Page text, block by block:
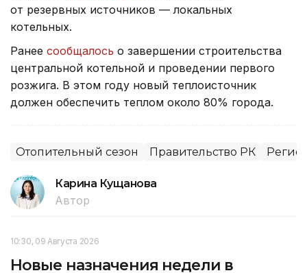
от резервных источников — локальных
котельных.
Ранее сообщалось о завершении строительства
центральной котельной и проведении первого
розжига. В этом году новый теплоисточник
должен обеспечить теплом около 80% города.
Отопительный сезон Правительство РК
Карина Кущанова
Автор
10:30, 09 Августа 2026
Новые назначения недели в